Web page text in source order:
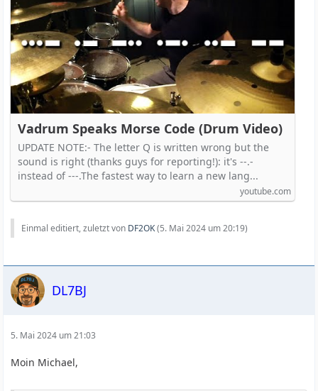
Vadrum Speaks Morse Code (Drum Video)
UPDATE NOTE:- The letter Q is written wrong but the
sound is right (thanks guys for reporting!): it's --.-
instead of ---.The fastest way to learn a new lang...
youtube.com
Einmal editiert, zuletzt von DF2OK(5. Mai 2024 um 20:19)
DL7BJ
5. Mai 2024 um 21:03
Moin Michael,